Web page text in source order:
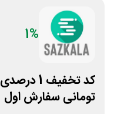
1%
کد تخفیف 1 درصدی
تومانی سفارش اول